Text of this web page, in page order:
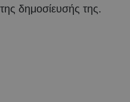
δημοσίευσής της.